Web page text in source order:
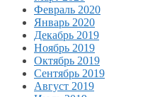
Февраль 2020
Январь 2020
Декабрь 2019
Ноябрь 2019
Октябрь 2019
Сентябрь 2019
Август 2019